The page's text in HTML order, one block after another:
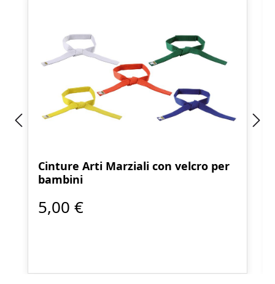
Cinture Arti Marziali con velcro per
bambini
5,00 €